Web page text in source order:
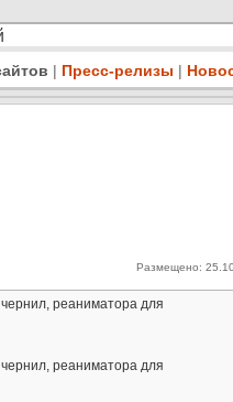
| Пресс-релизы |
Размещено:
реаниматора для
реаниматора для